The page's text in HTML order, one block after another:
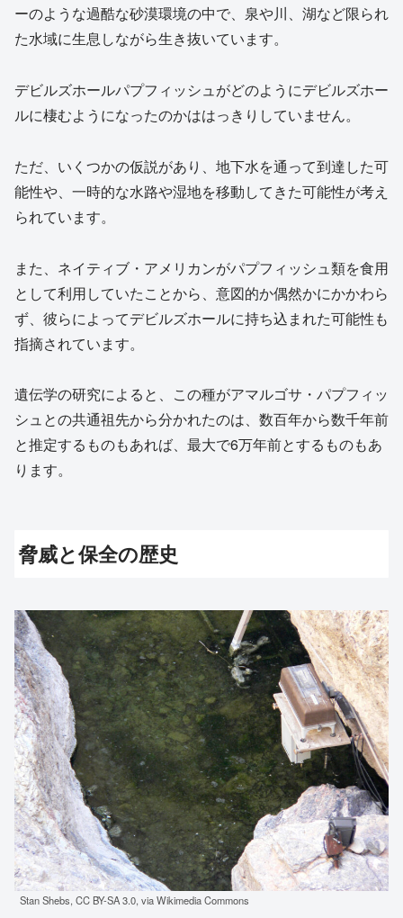
ーのような過酷な砂漠環境の中で、泉や川、湖など限られ
た水域に生息しながら生き抜いています。
デビルズホールパプフィッシュがどのようにデビルズホー
ルに棲むようになったのかははっきりしていません。
ただ、いくつかの仮説があり、地下水を通って到達した可
能性や、一時的な水路や湿地を移動してきた可能性が考え
られています。
また、ネイティブ・アメリカンがパプフィッシュ類を食用
として利用していたことから、意図的か偶然かにかかわら
ず、彼らによってデビルズホールに持ち込まれた可能性も
指摘されています。
遺伝学の研究によると、この種がアマルゴサ・パプフィッ
シュとの共通祖先から分かれたのは、数百年から数千年前
と推定するものもあれば、最大で6万年前とするものもあ
ります。
脅威と保全の歴史
Stan Shebs, CC BY-SA 3.0, via Wikimedia Commons